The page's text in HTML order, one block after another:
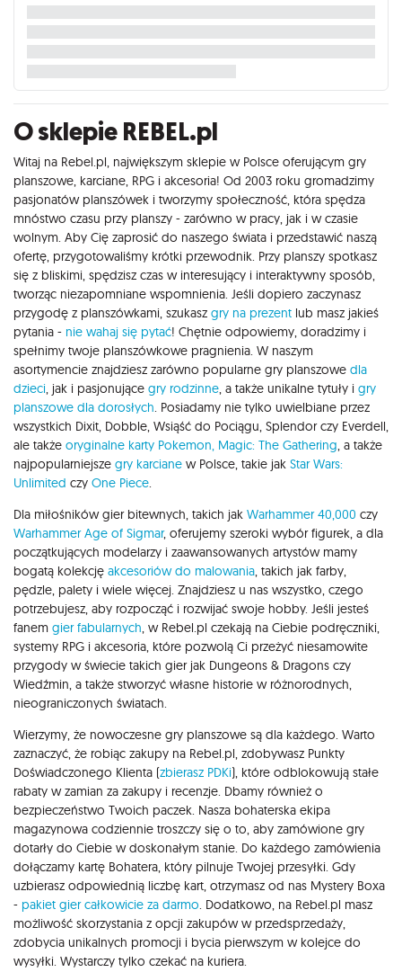
O sklepie REBEL.pl
Witaj na Rebel.pl, największym sklepie w Polsce oferującym gry
planszowe, karciane, RPG i akcesoria! Od 2003 roku gromadzimy
pasjonatów planszówek i tworzymy społeczność, która spędza
mnóstwo czasu przy planszy - zarówno w pracy, jak i w czasie
wolnym. Aby Cię zaprosić do naszego świata i przedstawić naszą
ofertę, przygotowaliśmy krótki przewodnik. Przy planszy spotkasz
się z bliskimi, spędzisz czas w interesujący i interaktywny sposób,
tworząc niezapomniane wspomnienia. Jeśli dopiero zaczynasz
przygodę z planszówkami, szukasz gry na prezent lub masz jakieś
pytania - nie wahaj się pytać! Chętnie odpowiemy, doradzimy i
spełnimy twoje planszówkowe pragnienia. W naszym
asortymencie znajdziesz zarówno popularne gry planszowe dla
dzieci , jak i pasjonujące gry rodzinne , a także unikalne tytuły i gry
planszowe dla dorosłych . Posiadamy nie tylko uwielbiane przez
wszystkich Dixit, Dobble, Wsiąść do Pociągu, Splendor czy Everdell,
ale także oryginalne karty Pokemon, Magic: The Gathering , a także
najpopularniejsze gry karciane w Polsce, takie jak Star Wars:
Unlimited czy One Piece
Dla miłośników gier bitewnych, takich jak Warhammer 40,000 czy
Warhammer Age of Sigmar, oferujemy szeroki wybór figurek, a dla
początkujących modelarzy i zaawansowanych artystów mamy
bogatą kolekcję akcesoriów do malowania , takich jak farby,
pędzle, palety i wiele więcej. Znajdziesz u nas wszystko, czego
potrzebujesz, aby rozpocząć i rozwijać swoje hobby. Jeśli jesteś
fanem gier fabularnych , w Rebel.pl czekają na Ciebie podręczniki,
systemy RPG i akcesoria, które pozwolą Ci przeżyć niesamowite
przygody w świecie takich gier jak Dungeons & Dragons czy
Wiedźmin, a także stworzyć własne historie w różnorodnych,
nieograniczonych światach.
Wierzymy, że nowoczesne gry planszowe są dla każdego. Warto
zaznaczyć, że robiąc zakupy na Rebel.pl, zdobywasz Punkty
Doświadczonego Klienta (zbierasz PDKi), które odblokowują stałe
rabaty w zamian za zakupy i recenzje. Dbamy również o
bezpieczeństwo Twoich paczek. Nasza bohaterska ekipa
magazynowa codziennie troszczy się o to, aby zamówione gry
dotarły do Ciebie w doskonałym stanie. Do każdego zamówienia
dołączamy kartę Bohatera, który pilnuje Twojej przesyłki. Gdy
uzbierasz odpowiednią liczbę kart, otrzymasz od nas Mystery Boxa
- pakiet gier całkowicie za darmo . Dodatkowo, na Rebel.pl masz
możliwość skorzystania z opcji zakupów w przedsprzedaży,
zdobycia unikalnych promocji i bycia pierwszym w kolejce do
wysyłki. Wystarczy tylko czekać na kuriera.